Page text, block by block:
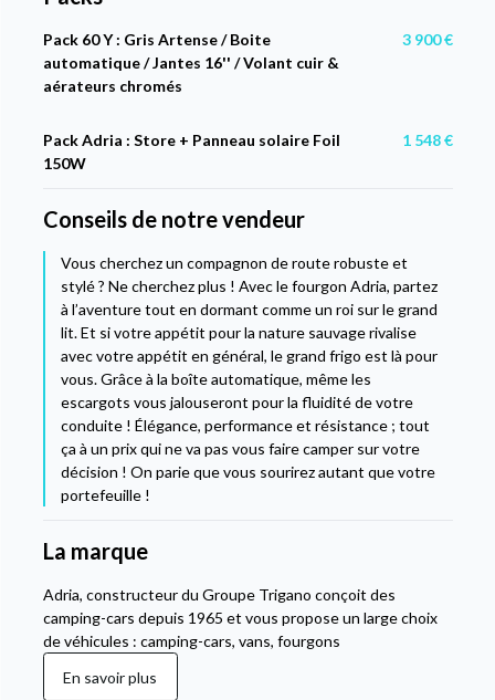
Pack 60 Y : Gris Artense / Boite
automatique / Jantes 16'' / Volant cuir &
aérateurs chromés
3 900 €
Pack Adria : Store + Panneau solaire Foil
150W
1 548 €
Conseils de notre vendeur
Vous cherchez un compagnon de route robuste et
stylé ? Ne cherchez plus ! Avec le fourgon Adria, partez
à l’aventure tout en dormant comme un roi sur le grand
lit. Et si votre appétit pour la nature sauvage rivalise
avec votre appétit en général, le grand frigo est là pour
vous. Grâce à la boîte automatique, même les
escargots vous jalouseront pour la fluidité de votre
conduite ! Élégance, performance et résistance ; tout
ça à un prix qui ne va pas vous faire camper sur votre
décision ! On parie que vous sourirez autant que votre
portefeuille !
La marque
Adria, constructeur du Groupe Trigano conçoit des
camping-cars depuis 1965 et vous propose un large choix
de véhicules : camping-cars, vans, fourgons
En savoir plus